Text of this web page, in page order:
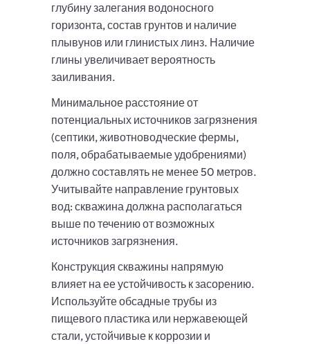
глубину залегания водоносного
горизонта, состав грунтов и наличие
плывунов или глинистых линз. Наличие
глины увеличивает вероятность
заиливания.
Минимальное расстояние от
потенциальных источников загрязнения
(септики, животноводческие фермы,
поля, обрабатываемые удобрениями)
должно составлять не менее 50 метров.
Учитывайте направление грунтовых
вод: скважина должна располагаться
выше по течению от возможных
источников загрязнения.
Конструкция скважины напрямую
влияет на ее устойчивость к засорению.
Используйте обсадные трубы из
пищевого пластика или нержавеющей
стали, устойчивые к коррозии и